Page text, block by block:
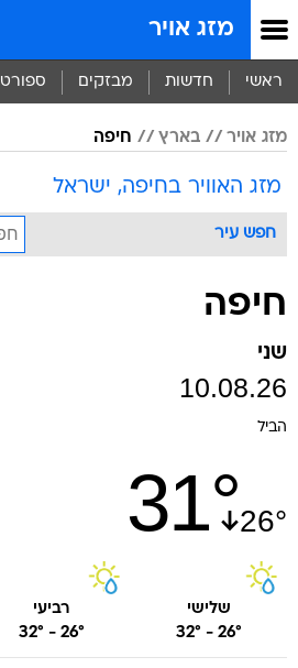
מזג אויר
ראשי חדשות מבזקים ספורט
מזג אויר בארץ חיפה
מזג האוויר בחיפה, ישראל
חפש עיר
חיפה
שני
10.08.26
הביל
26°
31°
שלישי
26°
-
32°
רביעי
26°
-
32°